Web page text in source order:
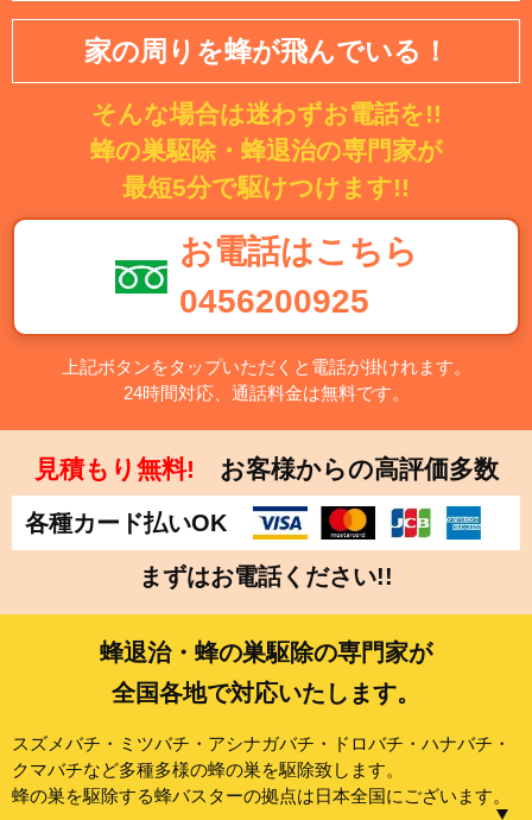
家の周りを蜂が飛んでいる！
そんな場合は迷わずお電話を!!
蜂の巣駆除・蜂退治の専門家が
最短5分で駆けつけます!!
お電話はこちら
0456200925
上記ボタンをタップいただくと電話が掛けれます。
24時間対応、通話料金は無料です。
見積もり無料! お客様からの高評価多数
各種カード払いOK
まずはお電話ください!!
蜂退治・蜂の巣駆除の専門家が
全国各地で対応いたします。
スズメバチ・ミツバチ・アシナガバチ・ドロバチ・ハナバチ・
クマバチなど多種多様の蜂の巣を駆除致します。
蜂の巣を駆除する蜂バスターの拠点は日本全国にございます。